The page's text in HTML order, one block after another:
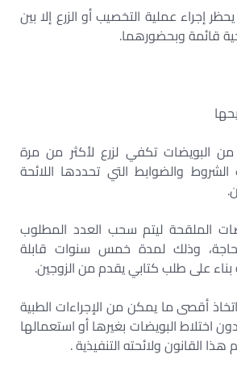
إجراء عملية التخصيب أو الزرع إلا بين
قائمة وبحضورهما.
من البويضات تكفي لزرع لأكثر من مرة
والضوابط التي تحددها اللائحة
الملقحة ليتم سحب العدد المطلوب
وذلك لمدة خمس سنوات قابلة
بناء على طلب كتابي يقدم من الزوجين.
أقصى ما يمكن من الإجراءات الطبية
اختلاط البويضات بغيرها أو استعمالها
القانون ولائحته التنفيذية .